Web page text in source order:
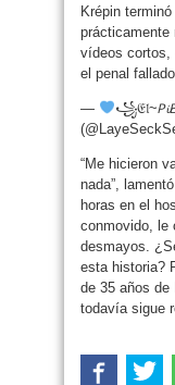
Krépin
prácticamente
vídeos cortos,
el penal
—
“Me hicieron
nada”,
horas en el
conmovido, le
desmayos.
esta historia?
de 35 años de
todavía sigue